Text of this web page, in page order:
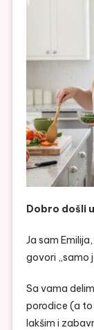
Dobro došli
Ja sam
govori „samo
Sa vama
porodice (a to
lakšim i